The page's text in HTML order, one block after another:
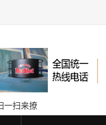
一扫来撩